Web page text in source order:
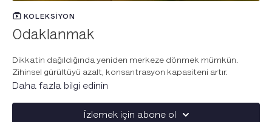
KOLEKSIYON
Odaklanmak
Dikkatin dağıldığında yeniden merkeze dönmek mümkün.
Zihinsel gürültüyü azalt, konsantrasyon kapasiteni artır.
Daha fazla bilgi edinin
İzlemek için abone ol